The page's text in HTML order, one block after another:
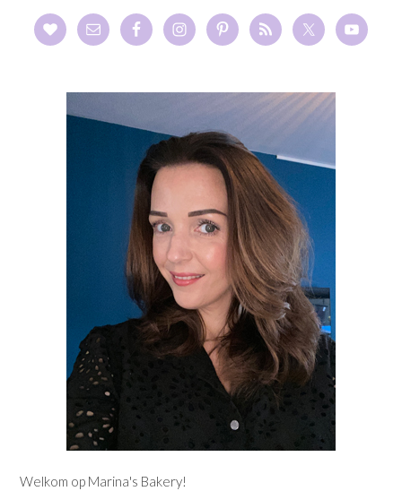
Welkom op Marina's Bakery!